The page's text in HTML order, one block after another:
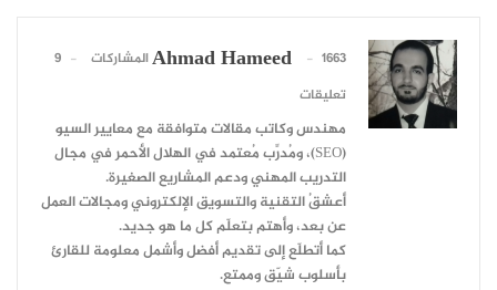
Ahmad Hameed 1663 المشاركات
9
تعليقات
مهندس وكاتب مقالات متوافقة مع معايير السيو
(SEO)، ومُدرِّب مُعتمد في الهلال الأحمر في مجال
التدريب المهني ودعم المشاريع الصغيرة.
أعشقُ التقنية والتسويق الإلكتروني ومجالات العمل
عن بعد، وأهتم بتعلّم كل ما هو جديد.
كما أتطلّع إلى تقديم أفضل وأشمل معلومة للقارئ
بأسلوب شيّق وممتع.